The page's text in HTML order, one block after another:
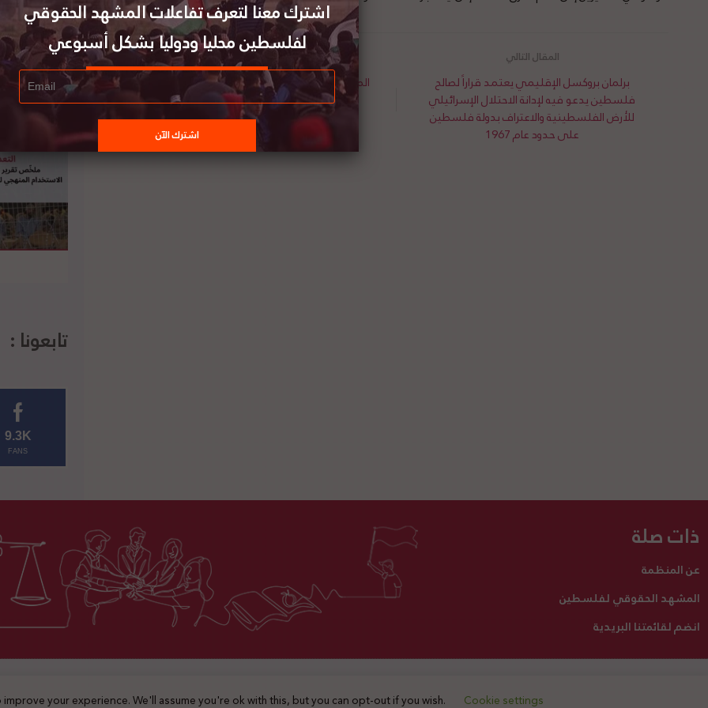
الممثل الأعلى للسياسة الأمنية للاتحاد الأوروبي:
لا بديل عن حل الدولتين
برلمان بروكسل الإقليمي يعتمد قراراً لصالح
فلسطين يدعو فيه لإدانة الاحتلال الإسرائيلي
للأرض الفلسطينية والاعتراف بدولة فلسطين
على حدود عام 1967
تابعونا :
9.3K
FANS
ذات صلة
عن المنظمة
المشهد الحقوقي لفلسطين
انضم لقائمتنا البريدية
اتصل بنا تبرع لنا 2025 © جميع الحقوق محفوظة
your experience. We'll assume you're ok with this, but you can opt-out if you wish. Cookie settings
اشترك معنا لتعرف تفاعلات المشهد الحقوقي
لفلسطين محليا ودوليا بشكل أسبوعي